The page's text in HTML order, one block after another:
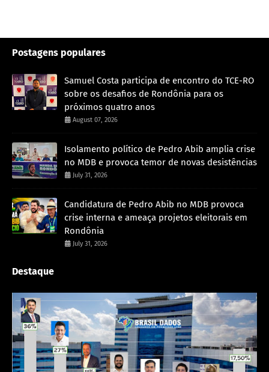
Postagens populares
Samuel Costa participa de encontro do TCE-RO
sobre os desafios de Rondônia para os
próximos quatro anos
August 07, 2026
Isolamento político de Pedro Abib amplia crise
no MDB e provoca temor de novas desistências
July 31, 2026
Candidatura de Pedro Abib no MDB provoca
crise interna e ameaça projetos eleitorais em
Rondônia
July 31, 2026
Destaque